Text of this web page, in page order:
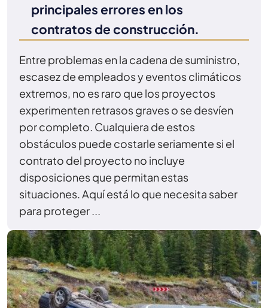
principales errores en los
contratos de construcción.
Entre problemas en la cadena de suministro,
escasez de empleados y eventos climáticos
extremos, no es raro que los proyectos
experimenten retrasos graves o se desvíen
por completo. Cualquiera de estos
obstáculos puede costarle seriamente si el
contrato del proyecto no incluye
disposiciones que permitan estas
situaciones. Aquí está lo que necesita saber
para proteger ...